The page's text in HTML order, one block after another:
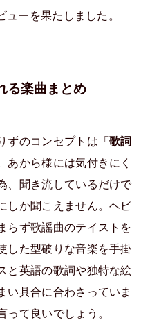
ーを果たしました。
る楽曲まとめ
ずのコンセプトは「歌詞
あから様には気付きにく
、聞き流しているだけで
しか聞こえません。ヘビ
らず歌謡曲のテイストを
した型破りな音楽を手掛
と英語の歌詞や独特な絵
い具合に合わさっていま
て良いでしょう。